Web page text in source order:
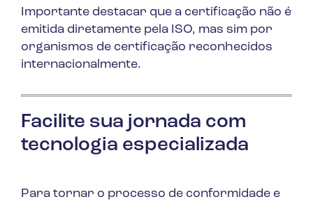
Importante destacar que a certificação não é
emitida diretamente pela ISO, mas sim por
organismos de certificação reconhecidos
internacionalmente.
Facilite sua jornada com
tecnologia especializada
Para tornar o processo de conformidade e